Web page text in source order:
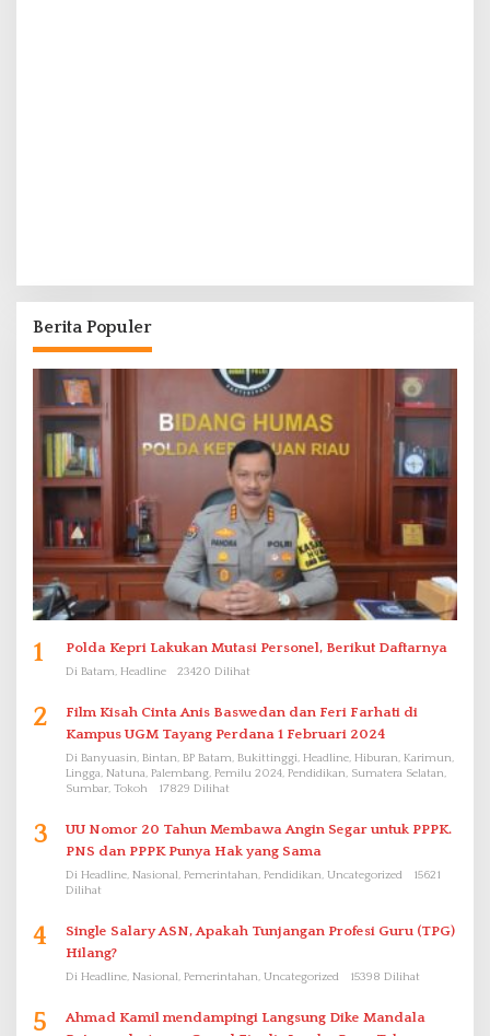
Berita Populer
1 Polda Kepri Lakukan Mutasi Personel, Berikut Daftarnya
Di Batam, Headline 23420 Dilihat
2
Film Kisah Cinta Anis Baswedan dan Feri Farhati di
Kampus UGM Tayang Perdana 1 Februari 2024
Di Banyuasin, Bintan, BP Batam, Bukittinggi, Headline, Hiburan, Karimun,
Lingga, Natuna, Palembang, Pemilu 2024, Pendidikan, Sumatera Selatan,
Sumbar, Tokoh
17829 Dilihat
3
UU Nomor 20 Tahun Membawa Angin Segar untuk PPPK.
PNS dan PPPK Punya Hak yang Sama
Di Headline, Nasional, Pemerintahan, Pendidikan, Uncategorized
15621
Dilihat
4
Single Salary ASN, Apakah Tunjangan Profesi Guru (TPG)
Hilang?
Di Headline, Nasional, Pemerintahan, Uncategorized 15398 Dilihat
5
Ahmad Kamil mendampingi Langsung Dike Mandala